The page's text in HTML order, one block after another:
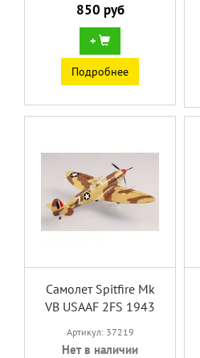
850 руб
+
Подробнее
Самолет Spitfire Mk
VB USAAF 2FS 1943
Артикул: 37219
Нет в наличии